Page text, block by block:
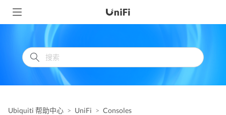
Ubiquiti 帮助中心 UniFi
Consoles